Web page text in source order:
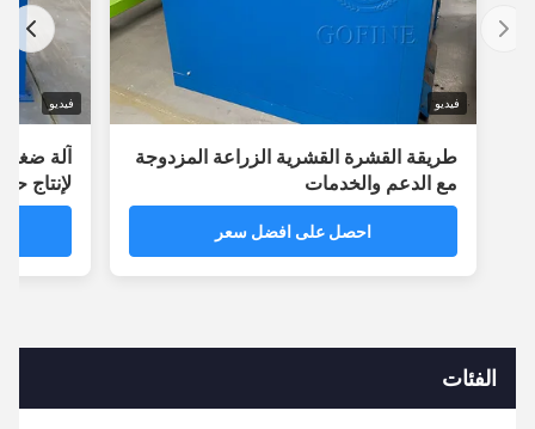
طريقة القشرة القشرية الزراعة المزدوجة
مع الدعم والخدمات
احصل على افضل سعر
فيديو
آلة ضغط
لإنتاج
الفئات